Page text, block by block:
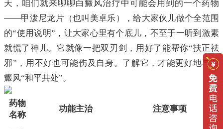
天，咱们就来聊聊白癜风治疗中可能会用到的一个药物
——甲泼尼龙片（也叫美卓乐），给大家伙儿做个全范围
的“使用说明”，让大家心里有个底儿，不至于一听到激素
就慌了神儿。它就像一把双刃剑，用好了能帮你“扶正祛
邪”，用不好也可能伤及自身。了解它，才能更好地与白
癜风“和平共处”。
药物
名称
功能主治 注意事项